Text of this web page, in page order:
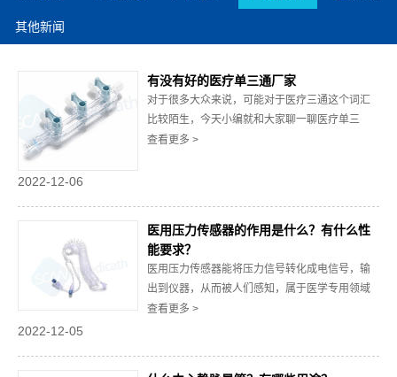
其他新闻
有没有好的医疗单三通厂家
对于很多大众来说，可能对于医疗三通这个词汇
比较陌生，今天小编就和大家聊一聊医疗单三
通。单三通是一种在输液和手术中常用的医学器
单三通对患者...
查看更多 >
2022-12-06
医用压力传感器的作用是什么？有什么性
能要求？
医用压力传感器能将压力信号转化成电信号，输
出到仪器，从而被人们感知，属于医学专用领域
的压力传感器。压力传感器已经在临床应用了多
查看更多 >
2022-12-05